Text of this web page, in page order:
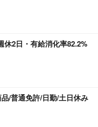
休2日・有給消化率82.2%
/普通免許/日勤/土日休み